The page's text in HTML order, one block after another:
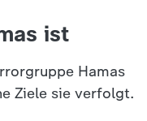
ist
Hamas
Ziele sie verfolgt.